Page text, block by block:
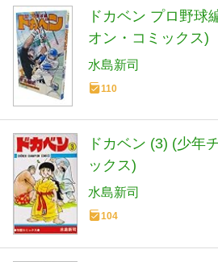
ドカベン プロ野球
オン・コミックス)
水島新司
110
ドカベン (3) (少年
ックス)
水島新司
104